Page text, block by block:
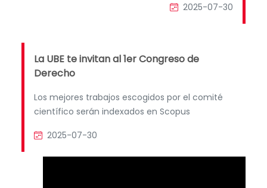
2025-07-30
La UBE te invitan al 1er Congreso de
Derecho
Los mejores trabajos escogidos por el comité
científico serán indexados en Scopus
2025-07-30